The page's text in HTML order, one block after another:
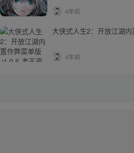
4年前
大侠式人生2：开放江湖
4年前